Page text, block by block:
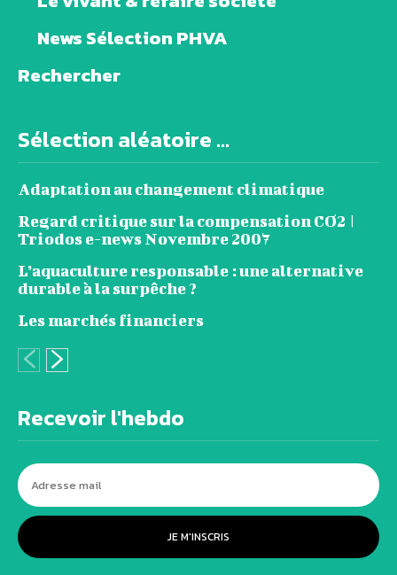
News Sélection PHVA
Rechercher
Sélection aléatoire ...
Adaptation au changement climatique
Regard critique sur la compensation CO2 |
Triodos e-news Novembre 2007
L’aquaculture responsable : une alternative
durable à la surpêche ?
Les marchés financiers
Recevoir l'hebdo
JE M'INSCRIS